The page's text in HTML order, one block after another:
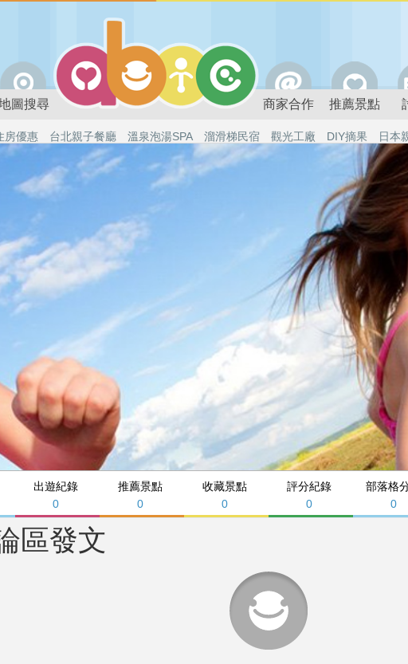
圖搜尋 商家合作 推薦景點
房優惠 台北親子餐廳 溫泉泡湯SPA 溜滑梯民宿 觀光工廠 DIY摘果 日本
出遊紀錄
0
推薦景點
0
收藏景點
0
評分紀錄
0
部落格
0
區發文